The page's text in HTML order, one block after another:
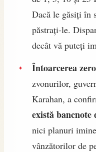
Dacă le găsiți în
păstrați-le.
decât vă puteți
Întoarcerea
zvonurilor,
Karahan, a
există
nici planuri
vânzătorilor de